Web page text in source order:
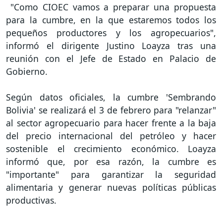
"Como CIOEC vamos a preparar una propuesta
para la cumbre, en la que estaremos todos los
pequeños productores y los agropecuarios",
informó el dirigente Justino Loayza tras una
reunión con el Jefe de Estado en Palacio de
Gobierno.
Según datos oficiales, la cumbre 'Sembrando
Bolivia' se realizará el 3 de febrero para "relanzar"
al sector agropecuario para hacer frente a la baja
del precio internacional del petróleo y hacer
sostenible el crecimiento económico. Loayza
informó que, por esa razón, la cumbre es
"importante" para garantizar la seguridad
alimentaria y generar nuevas políticas públicas
productivas.